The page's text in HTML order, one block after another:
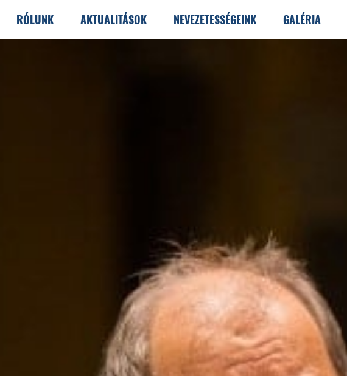
RÓLUNK AKTUALITÁSOK NEVEZETESSÉGEINK GALÉRIA